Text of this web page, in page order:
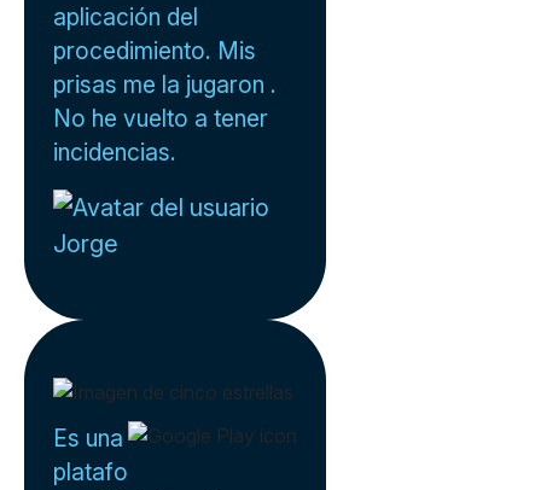
aplicación del
procedimiento. Mis
prisas me la jugaron .
No he vuelto a tener
incidencias.
Jorge
Es una
platafo